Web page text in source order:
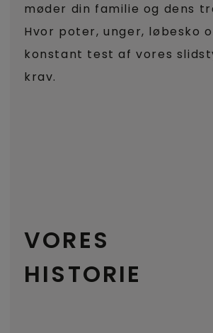
møder din familie og dens
Hvor poter, unger, løbesko
konstant test af vores
krav.
VORES
HISTORIE